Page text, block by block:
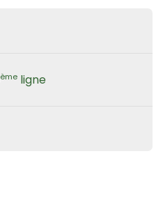
ème ligne